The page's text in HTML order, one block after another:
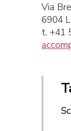
Via
6904
t. +41